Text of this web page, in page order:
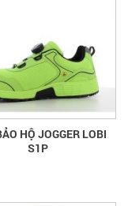
HỘ JOGGER LOBI
S1P